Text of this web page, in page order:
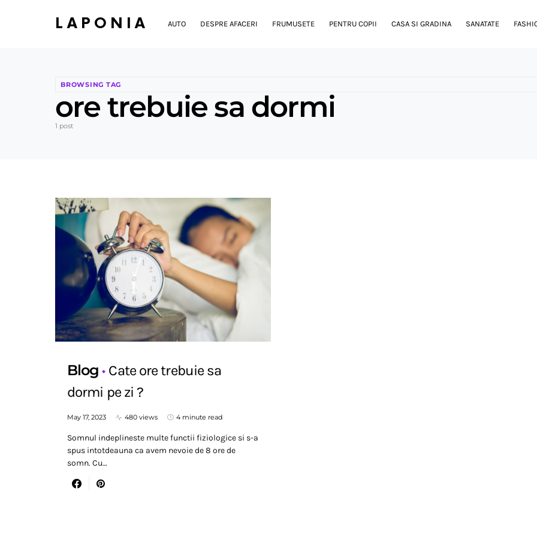
LAPONIA AUTO DESPRE AFACERI FRUMUSETE PENTRU COPII CASA SI GRADINA SANATATE
BROWSING TAG
ore trebuie sa dormi
1 post
Blog
Cate ore trebuie sa
dormi pe zi ?
May 17, 2023 480 views 4 minute read
Somnul indeplineste multe functii fiziologice si s-a
spus intotdeauna ca avem nevoie de 8 ore de
somn. Cu…